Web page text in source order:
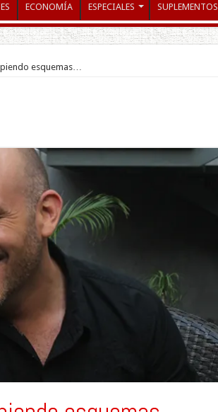
ECONOMÍA ESPECIALES SUPLEMENTOS
esquemas…